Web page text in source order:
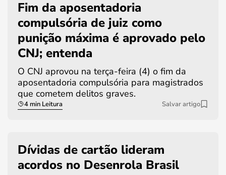
Fim da aposentadoria
compulsória de juiz como
punição máxima é aprovado pelo
CNJ; entenda
O CNJ aprovou na terça-feira (4) o fim da
aposentadoria compulsória para magistrados
que cometem delitos graves.
4 min Leitura Salvar artigo
Dívidas de cartão lideram
acordos no Desenrola Brasil